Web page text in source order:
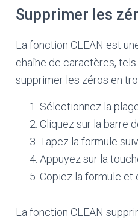
Supprimer les
La fonction CLEAN est
chaîne de caractères,
supprimer les zéros en
Sélectionnez la
Cliquez sur la barre
Tapez la formule
Appuyez sur la
Copiez la formule et
La fonction CLEAN